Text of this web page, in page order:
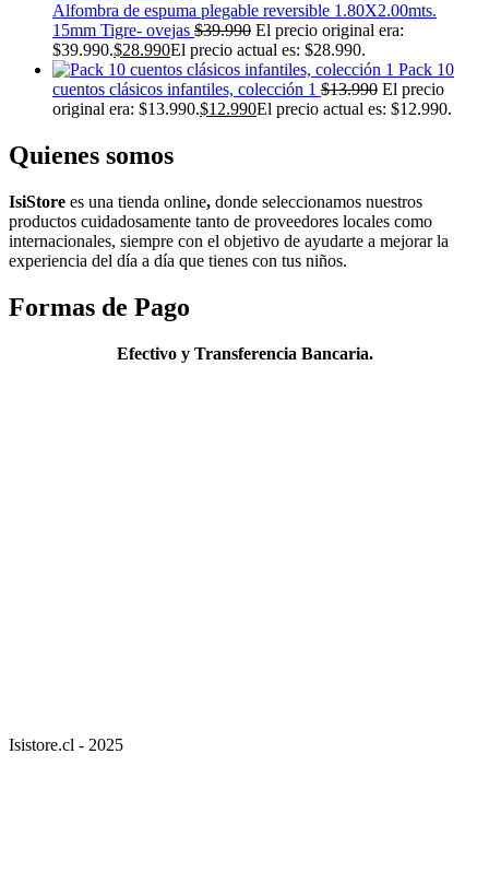
Alfombra de espuma plegable reversible 1.80X2.00mts.
15mm Tigre- ovejas $39.990 El precio original era:
$39.990.$28.990El precio actual es: $28.990.
Pack 10
cuentos clásicos infantiles, colección 1 $13.990 El precio
original era: $13.990.$12.990El precio actual es: $12.990.
Quienes somos
IsiStore es una tienda online, donde seleccionamos nuestros
productos cuidadosamente tanto de proveedores locales como
internacionales, siempre con el objetivo de ayudarte a mejorar la
experiencia del día a día que tienes con tus niños.
Formas de Pago
Efectivo y Transferencia Bancaria.
Isistore.cl - 2025